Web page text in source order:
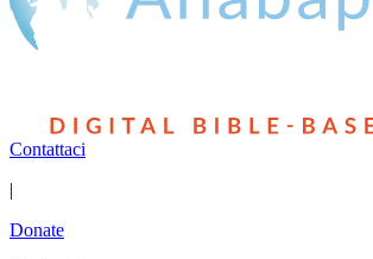
Contattaci
|
Donate